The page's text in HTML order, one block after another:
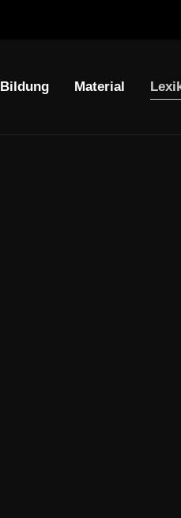
Bildung Material